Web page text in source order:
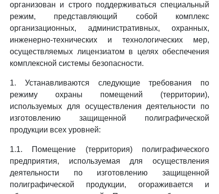
организован и строго поддерживаться специальный
режим, представляющий собой комплекс
организационных, административных, охранных,
инженерно-технических и технологических мер,
осуществляемых лицензиатом в целях обеспечения
комплексной системы безопасности.
1. Устанавливаются следующие требования по
режиму охраны помещений (территории),
используемых для осуществления деятельности по
изготовлению защищенной полиграфической
продукции всех уровней:
1.1. Помещение (территория) полиграфического
предприятия, используемая для осуществления
деятельности по изготовлению защищенной
полиграфической продукции, огораживается и